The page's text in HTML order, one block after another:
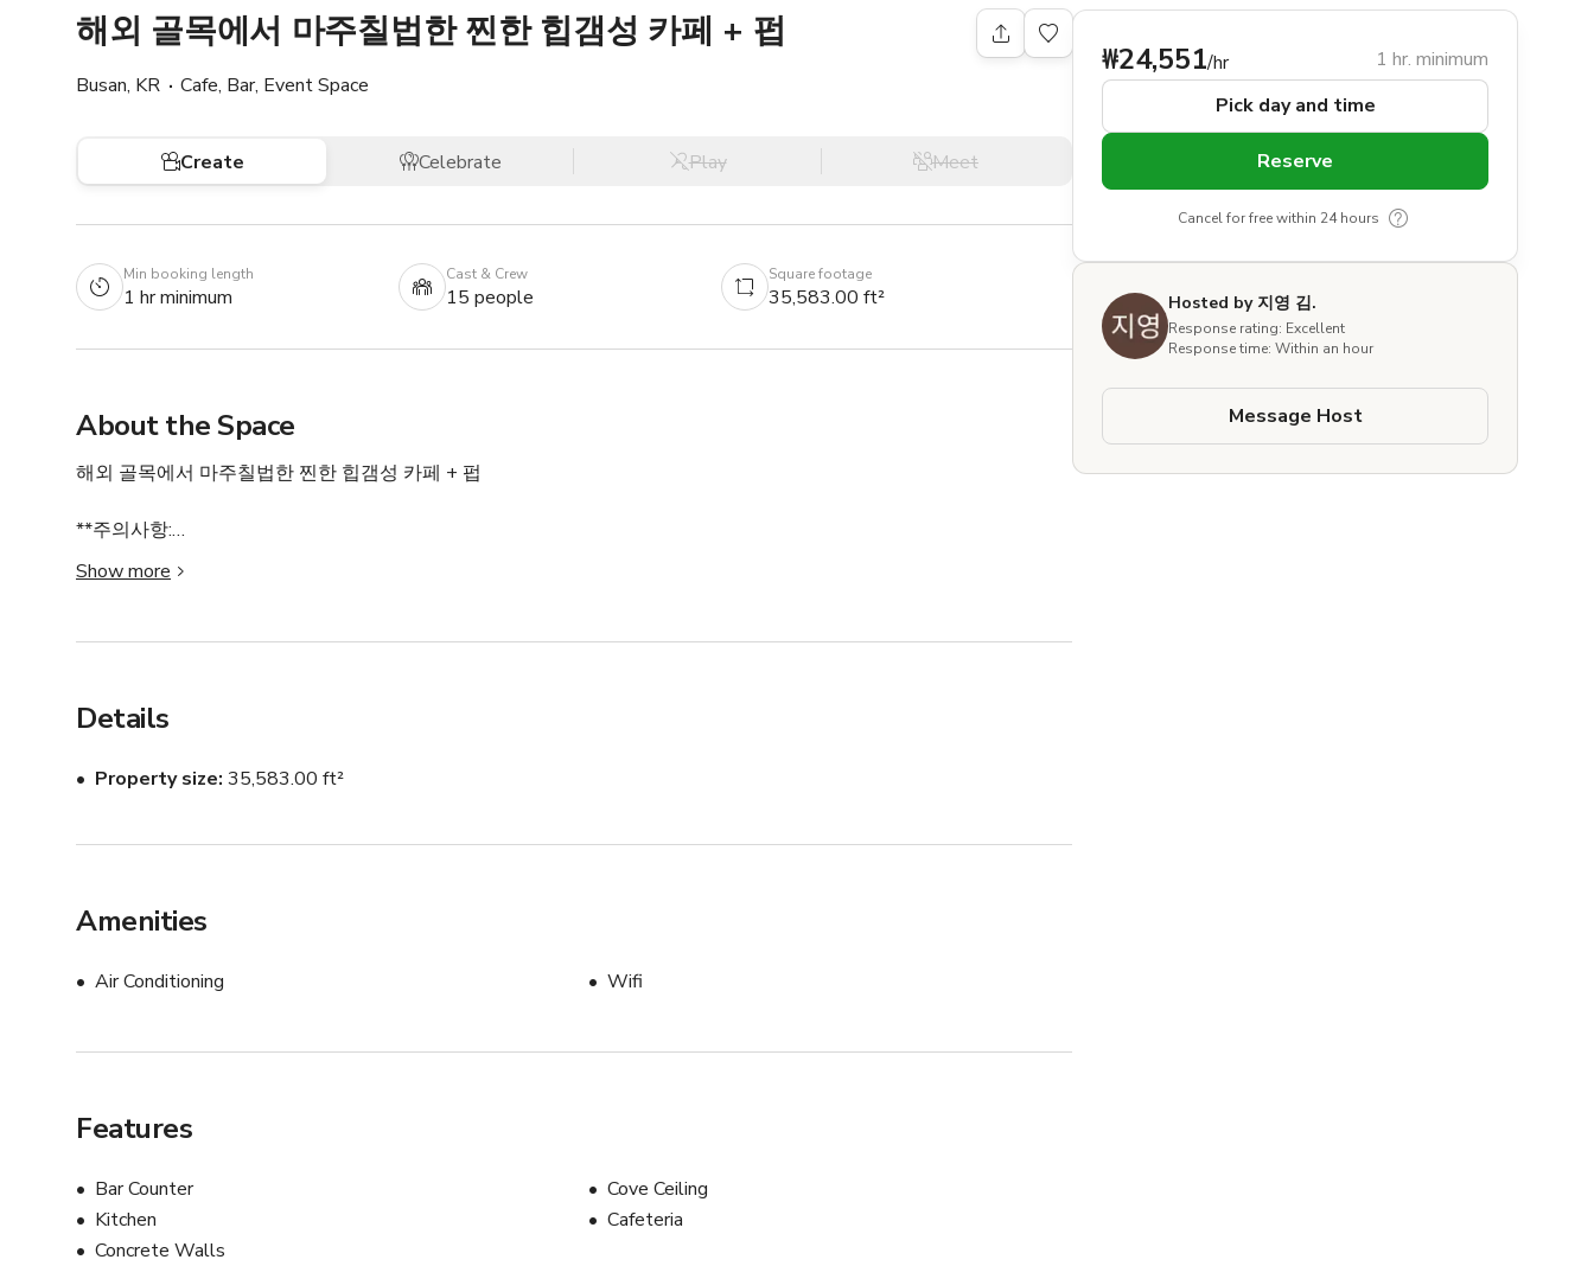
해외 골목에서 마주칠법한 찐한 힙갬성 카페 + 펍
Busan, KR Cafe, Bar, Event Space
Create Celebrate Play Meet
Min booking length
1 hr minimum
Cast & Crew
15 people
Square footage
35,583.00 ft²
About the Space
해외 골목에서 마주칠법한 찐한 힙갬성 카페 + 펍
**주의사항:
가능하다면 오후 12시 - 3시 사이는 피해주시면 감사하겠습니다.
소유주가 현장에 상주합니다.
가격 정보 또는 맞춤 요금 문의는 Giggster를 통해 연락해 주시기 바랍니다.
Show more
Details
Property size 35,583.00 ft²
Amenities
Air Conditioning Wifi
Features
Bar Counter
Kitchen
Concrete Walls
Cove Ceiling
Cafeteria
₩24,551/hr
1 hr. minimum
Pick day and time
Reserve
Cancel for free within 24 hours
Hosted by 지영 김.
Response rating: Excellent
Response time: Within an hour
Message Host